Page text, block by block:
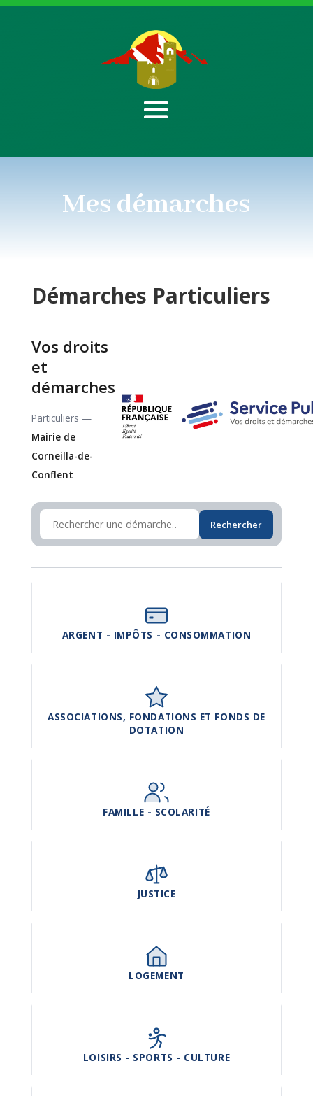
Mes démarches
Démarches Particuliers
Vos droits
et
démarches
Particuliers —
Mairie de
Corneilla-de-
Conflent
Rechercher
ARGENT - IMPÔTS - CONSOMMATION
ASSOCIATIONS, FONDATIONS ET FONDS DE
DOTATION
FAMILLE - SCOLARITÉ
JUSTICE
LOGEMENT
LOISIRS - SPORTS - CULTURE